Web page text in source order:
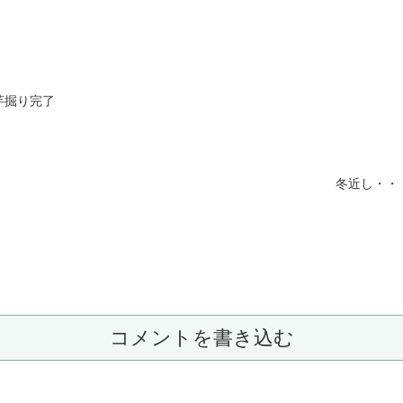
掘り完了
冬近し・・
コメントを書き込む